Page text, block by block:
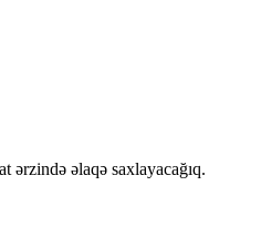
ərzində əlaqə saxlayacağıq.